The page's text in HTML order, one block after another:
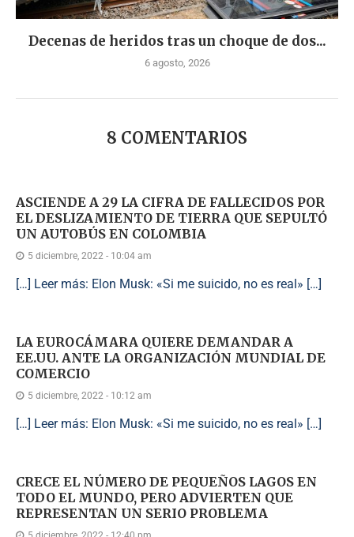
Decenas de heridos tras un choque de dos...
6 agosto, 2026
8 COMENTARIOS
ASCIENDE A 29 LA CIFRA DE FALLECIDOS POR
EL DESLIZAMIENTO DE TIERRA QUE SEPULTÓ
UN AUTOBÚS EN COLOMBIA
5 diciembre, 2022 - 10:04 am
[…] Leer más: Elon Musk: «Si me suicido, no es real» […]
LA EUROCÁMARA QUIERE DEMANDAR A
EE.UU. ANTE LA ORGANIZACIÓN MUNDIAL DE
COMERCIO
5 diciembre, 2022 - 10:12 am
[…] Leer más: Elon Musk: «Si me suicido, no es real» […]
CRECE EL NÚMERO DE PEQUEÑOS LAGOS EN
TODO EL MUNDO, PERO ADVIERTEN QUE
REPRESENTAN UN SERIO PROBLEMA